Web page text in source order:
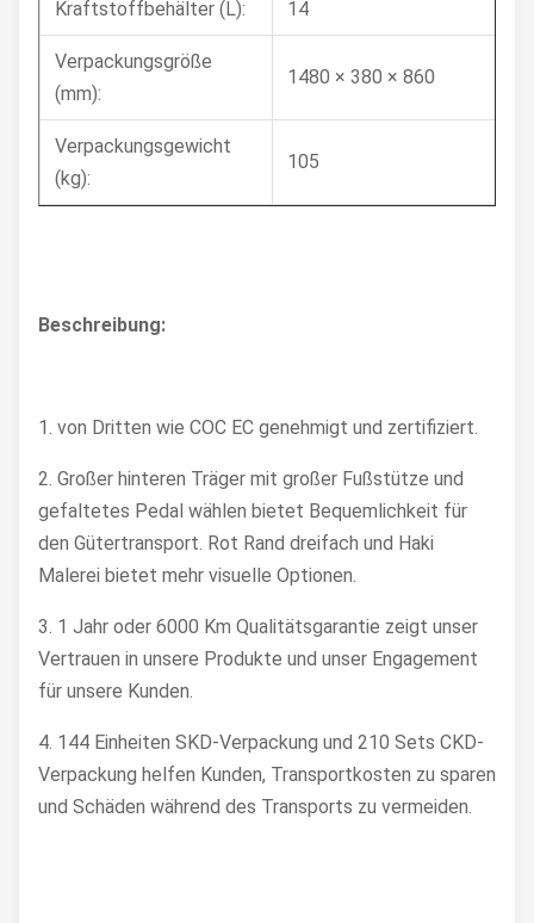
Kraftstoffbehälter (L): 14
Verpackungsgröße
(mm):
1480 × 380 × 860
Verpackungsgewicht
(kg):
105
Beschreibung:
1. von Dritten wie COC EC genehmigt und zertifiziert.
2. Großer hinteren Träger mit großer Fußstütze und
gefaltetes Pedal wählen bietet Bequemlichkeit für
den Gütertransport. Rot Rand dreifach und Haki
Malerei bietet mehr visuelle Optionen.
3. 1 Jahr oder 6000 Km Qualitätsgarantie zeigt unser
Vertrauen in unsere Produkte und unser Engagement
für unsere Kunden.
4. 144 Einheiten SKD-Verpackung und 210 Sets CKD-
Verpackung helfen Kunden, Transportkosten zu sparen
und Schäden während des Transports zu vermeiden.